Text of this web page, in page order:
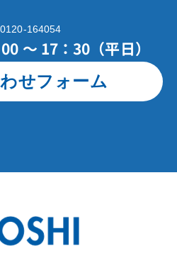
164054
～ 17：30（平日）
せフォーム